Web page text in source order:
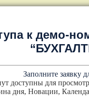
к демо-
Заполните заявку
доступны для
дня, Новации,